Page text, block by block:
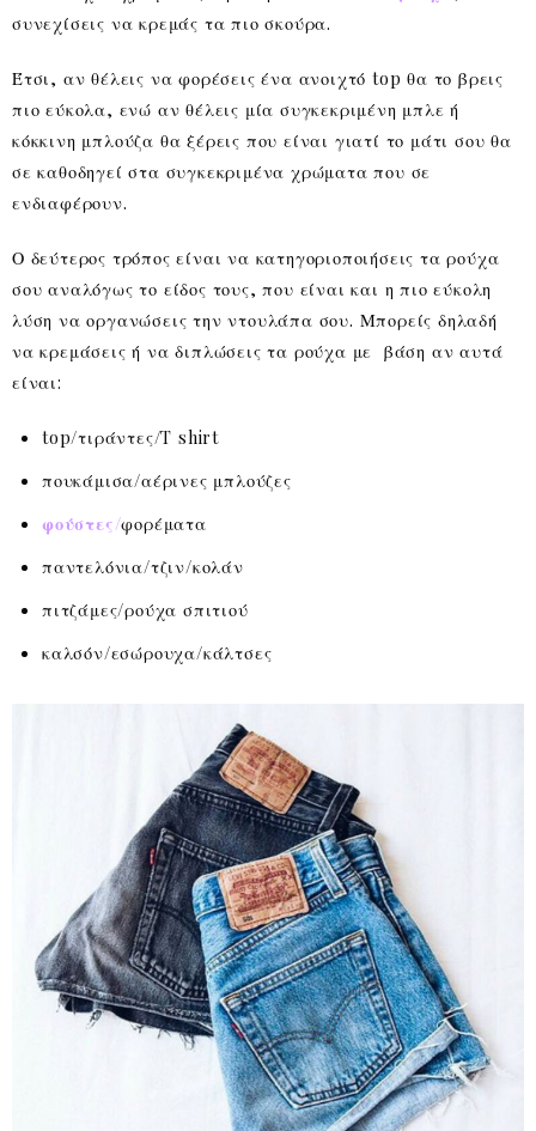
συνεχίσεις να κρεμάς τα πιο σκούρα.
Έτσι, αν θέλεις να φορέσεις ένα ανοιχτό top θα το βρεις
πιο εύκολα, ενώ αν θέλεις μία συγκεκριμένη μπλε ή
κόκκινη μπλούζα θα ξέρεις που είναι γιατί το μάτι σου θα
σε καθοδηγεί στα συγκεκριμένα χρώματα που σε
ενδιαφέρουν.
Ο δεύτερος τρόπος είναι να κατηγοριοποιήσεις τα ρούχα
σου αναλόγως το είδος τους, που είναι και η πιο εύκολη
λύση να οργανώσεις την ντουλάπα σου. Μπορείς δηλαδή
να κρεμάσεις ή να διπλώσεις τα ρούχα με βάση αν αυτά
είναι:
top/τιράντες/T shirt
πουκάμισα/αέρινες μπλούζες
φούστες/φορέματα
παντελόνια/τζιν/κολάν
πιτζάμες/ρούχα σπιτιού
καλσόν/εσώρουχα/κάλτσες